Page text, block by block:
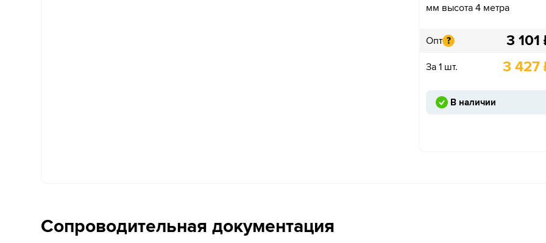
мм высота 4 метра
Опт ? 3 101
За 1 шт. 3 427
В наличии
Сопроводительная документация